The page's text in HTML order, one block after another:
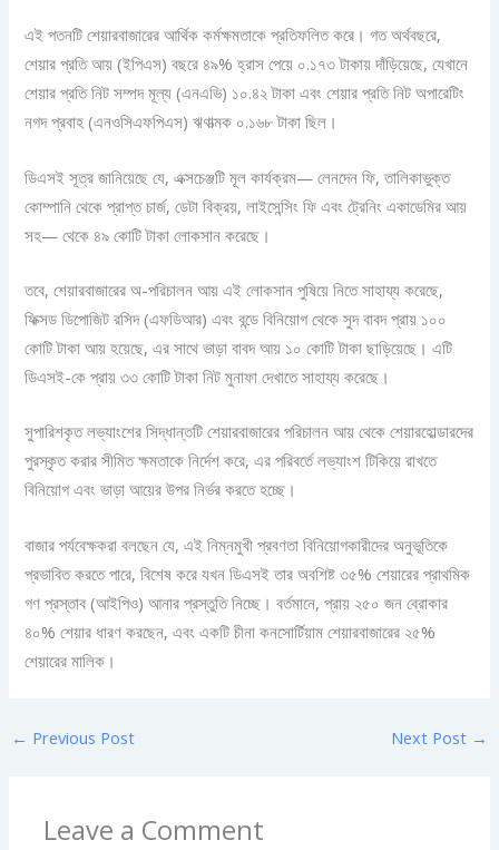
এই পতনটি শেয়ারবাজারের আর্থিক কর্মক্ষমতাকে প্রতিফলিত করে। গত অর্থবছরে,
শেয়ার প্রতি আয় (ইপিএস) বছরে ৪৯% হ্রাস পেয়ে ০.১৭৩ টাকায় দাঁড়িয়েছে, যেখানে
শেয়ার প্রতি নিট সম্পদ মূল্য (এনএভি) ১০.৪২ টাকা এবং শেয়ার প্রতি নিট অপারেটিং
নগদ প্রবাহ (এনওসিএফপিএস) ঋণাত্মক ০.১৬৮ টাকা ছিল।
ডিএসই সূত্র জানিয়েছে যে, এক্সচেঞ্জটি মূল কার্যক্রম— লেনদেন ফি, তালিকাভুক্ত
কোম্পানি থেকে প্রাপ্ত চার্জ, ডেটা বিক্রয়, লাইসেন্সিং ফি এবং ট্রেনিং একাডেমির আয়
সহ— থেকে ৪৯ কোটি টাকা লোকসান করেছে।
তবে, শেয়ারবাজারের অ-পরিচালন আয় এই লোকসান পুষিয়ে নিতে সাহায্য করেছে,
ফিক্সড ডিপোজিট রসিদ (এফডিআর) এবং বন্ডে বিনিয়োগ থেকে সুদ বাবদ প্রায় ১০০
কোটি টাকা আয় হয়েছে, এর সাথে ভাড়া বাবদ আয় ১০ কোটি টাকা ছাড়িয়েছে। এটি
ডিএসই-কে প্রায় ৩৩ কোটি টাকা নিট মুনাফা দেখাতে সাহায্য করেছে।
সুপারিশকৃত লভ্যাংশের সিদ্ধান্তটি শেয়ারবাজারের পরিচালন আয় থেকে শেয়ারহোল্ডারদের
পুরস্কৃত করার সীমিত ক্ষমতাকে নির্দেশ করে, এর পরিবর্তে লভ্যাংশ টিকিয়ে রাখতে
বিনিয়োগ এবং ভাড়া আয়ের উপর নির্ভর করতে হচ্ছে।
বাজার পর্যবেক্ষকরা বলছেন যে, এই নিম্নমুখী প্রবণতা বিনিয়োগকারীদের অনুভূতিকে
প্রভাবিত করতে পারে, বিশেষ করে যখন ডিএসই তার অবশিষ্ট ৩৫% শেয়ারের প্রাথমিক
গণ প্রস্তাব (আইপিও) আনার প্রস্তুতি নিচ্ছে। বর্তমানে, প্রায় ২৫০ জন ব্রোকার
৪০% শেয়ার ধারণ করছেন, এবং একটি চীনা কনসোর্টিয়াম শেয়ারবাজারের ২৫%
শেয়ারের মালিক।
← Previous Post Next Post →
Leave a Comment